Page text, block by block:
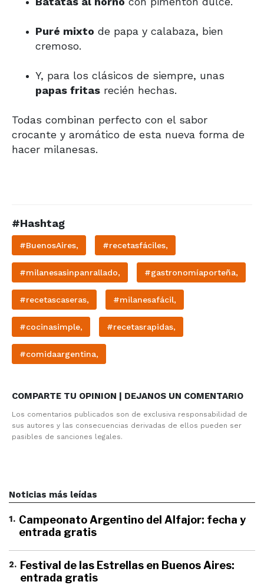
Puré mixto de papa y calabaza, bien
cremoso.
Y, para los clásicos de siempre, unas
papas fritas recién hechas.
Todas combinan perfecto con el sabor
crocante y aromático de esta nueva forma de
hacer milanesas.
#Hashtag
#BuenosAires, #recetasfáciles,
#milanesasinpanrallado, #gastronomíaporteña,
#recetascaseras, #milanesafácil,
#cocinasimple, #recetasrapidas,
#comidaargentina,
COMPARTE TU OPINION | DEJANOS UN COMENTARIO
Los comentarios publicados son de exclusiva responsabilidad de
sus autores y las consecuencias derivadas de ellos pueden ser
pasibles de sanciones legales.
Noticias más leídas
1. Campeonato Argentino del Alfajor: fecha y
entrada gratis
2. Festival de las Estrellas en Buenos Aires:
entrada gratis